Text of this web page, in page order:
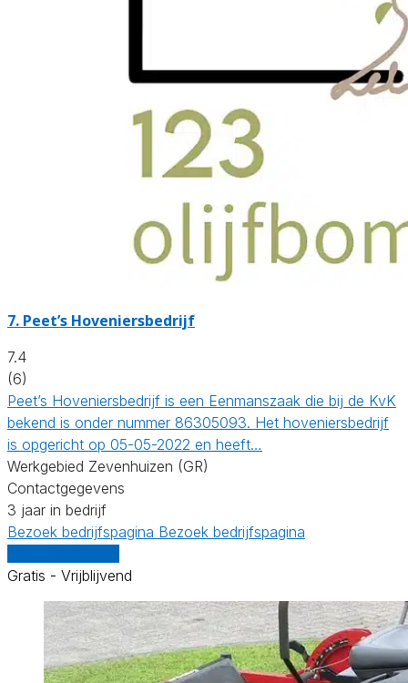
7. Peet’s Hoveniersbedrijf
7.4
(6)
Peet’s Hoveniersbedrijf is een Eenmanszaak die bij de KvK
bekend is onder nummer 86305093. Het hoveniersbedrijf
is opgericht op 05-05-2022 en heeft…
Werkgebied Zevenhuizen (GR)
Contactgegevens
3 jaar in bedrijf
Bezoek bedrijfspagina Bezoek bedrijfspagina
Gratis - Vrijblijvend